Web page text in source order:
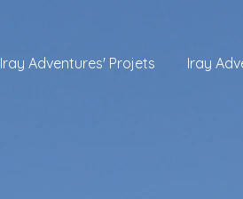
Iray Adventures' Projets Iray